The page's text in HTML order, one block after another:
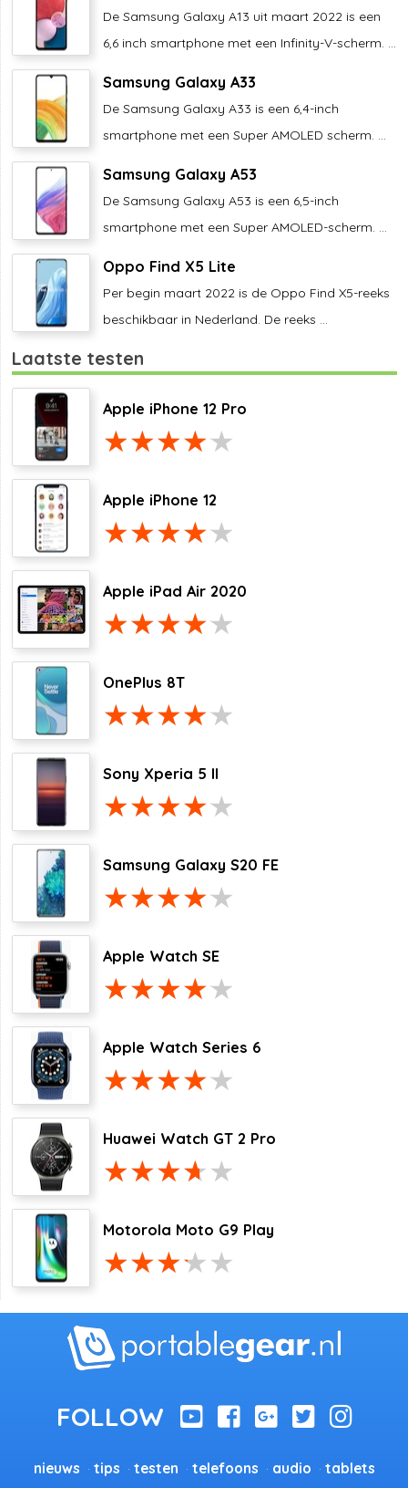
De Samsung Galaxy A13 uit maart 2022 is een
6,6 inch smartphone met een Infinity-V-scherm. ...
Samsung Galaxy A33
De Samsung Galaxy A33 is een 6,4-inch
smartphone met een Super AMOLED scherm. ...
Samsung Galaxy A53
De Samsung Galaxy A53 is een 6,5-inch
smartphone met een Super AMOLED-scherm. ...
Oppo Find X5 Lite
Per begin maart 2022 is de Oppo Find X5-reeks
beschikbaar in Nederland. De reeks ...
Laatste testen
Apple iPhone 12 Pro
Apple iPhone 12
Apple iPad Air 2020
OnePlus 8T
Sony Xperia 5 II
Samsung Galaxy S20 FE
Apple Watch SE
Apple Watch Series 6
Huawei Watch GT 2 Pro
Motorola Moto G9 Play
nieuws tips testen telefoons audio
tablets